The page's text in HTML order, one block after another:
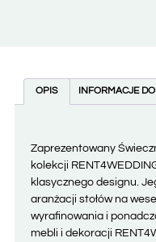
OPIS INFORMACJE
Zaprezentowany
kolekcji
klasycznego designu.
aranżacji stołów na
wyrafinowania i
mebli i dekoracji